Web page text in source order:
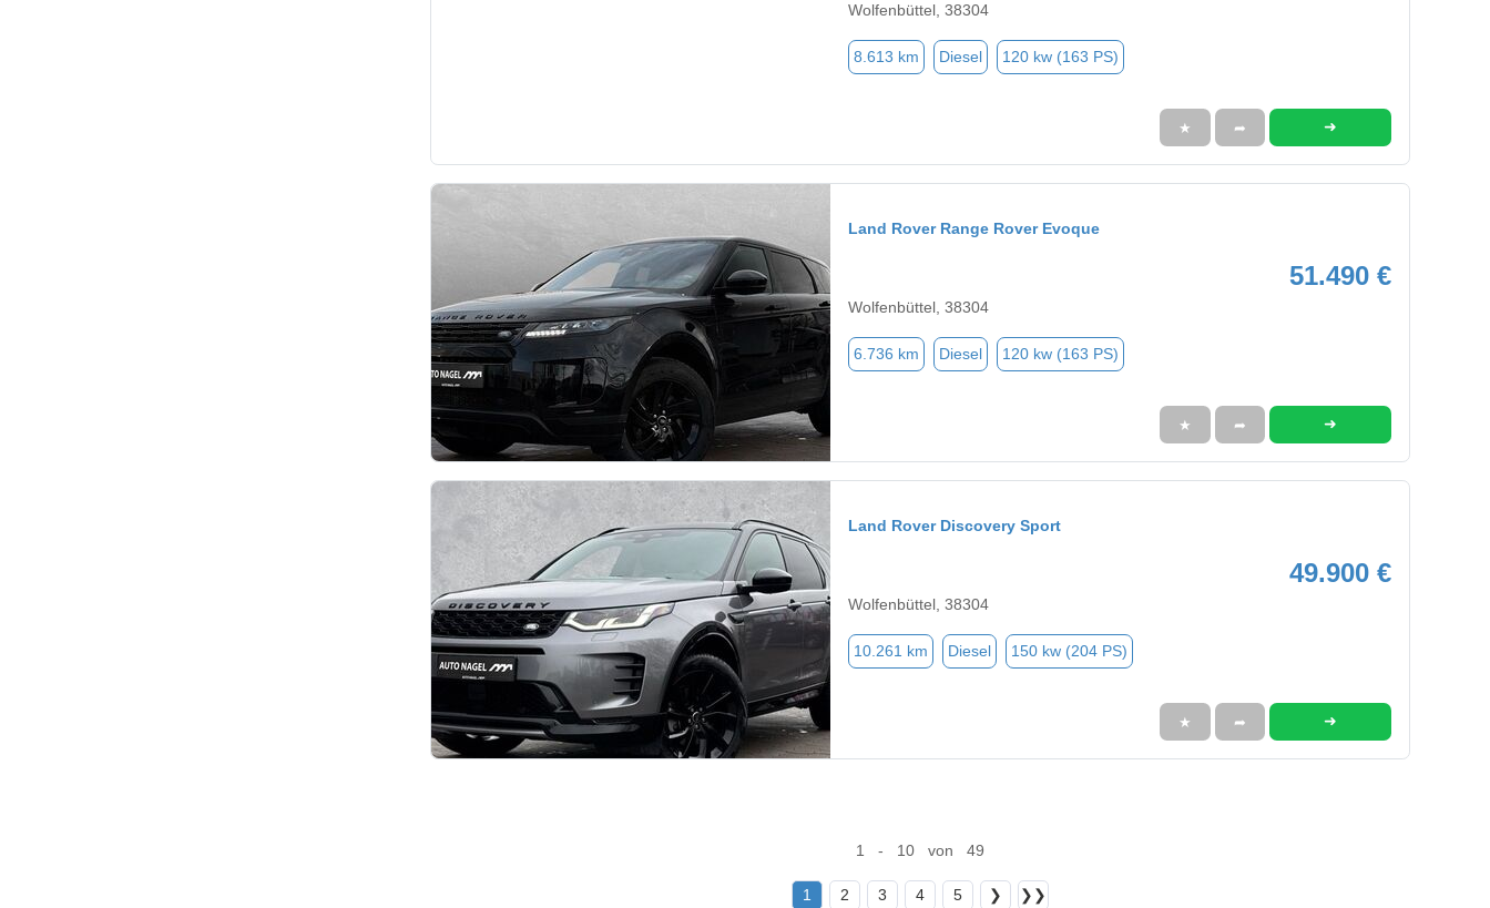
Wolfenbüttel, 38304
8.613 km Diesel 120 kw (163 PS)
★ ➦ ➜
Land Rover Range Rover Evoque
51.490 €
Wolfenbüttel, 38304
6.736 km Diesel 120 kw (163 PS)
★ ➦ ➜
Land Rover Discovery Sport
49.900 €
Wolfenbüttel, 38304
10.261 km Diesel 150 kw (204 PS)
★ ➦ ➜
1 - 10 von 49
1 2 3 4 5 ❯ ❯❯